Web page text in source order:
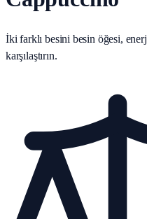
İki farklı besini besin öğesi,
karşılaştırın.